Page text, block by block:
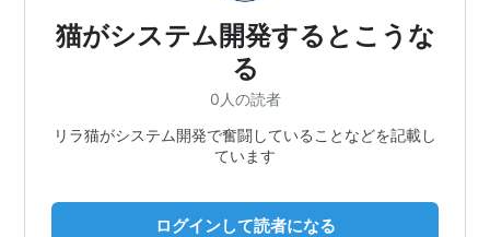
猫がシステム開発するとこうな
る
0人の読者
リラ猫がシステム開発で奮闘していることなどを記載し
ています
ログインして読者になる